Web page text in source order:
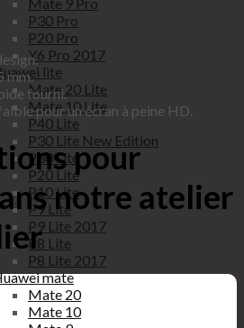
P30 Pro
P20 Pro
Y6 Pro 2017
lite
Mate 20 Lite
Mate 10 Lite
P40 Lite
P30 Lite New Edition
P30 Lite
P20 Lite
P10 Lite
P9 Lite
P9 Lite 2017
P8 Lite
P8 Lite 2017
mate
Mate 20
Mate 10
mm.
fourni.
pour un écran à peine HD.
pour
notre atelier